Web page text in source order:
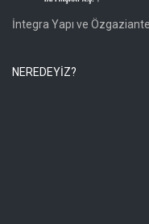
İntegra Yapı ve
NEREDEYİZ?